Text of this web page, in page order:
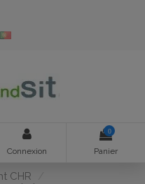
Connexion
0
Panier
CHR